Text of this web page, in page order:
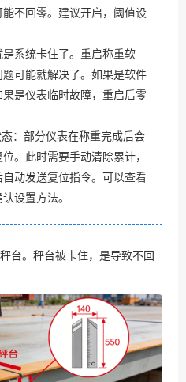
不回零。建议开启，阈值设
是系统卡住了。重启称重软
可能就解决了。如果是软件
是仪表临时故障，重启后零
：部分仪表在称重完成后会
。此时需要手动清除累计，
动发送复位指令。可以查看
设置方法。
台。秤台被卡住，是导致不回